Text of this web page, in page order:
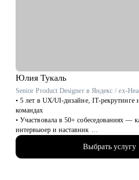
Юлия Тукаль
Senior Product Designer в Яндекс / ex-
• 5 лет в UX/UI-дизайне, IT-рекрутинге
командах
• Участвовала в 50+ собеседованиях —
интервьюер и наставник
• Работала над B2C- и B2B-сервисами в
миллионами пользователей
• Знаю, как пройти путь от курсов до
Выбрать услугу